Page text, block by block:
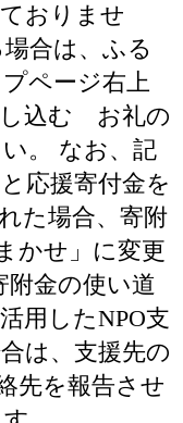
おりませ
合は、ふる
ページ右上
し込む お礼の
。 なお、記
応援寄付金を
た場合、寄附
かせ」に変更
金の使い道
用したNPO支
は、支援先の
先を報告させ